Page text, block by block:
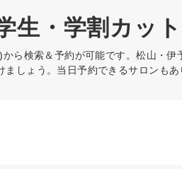
生・学割カッ
ら検索＆予約が可能です。松山・
しょう。当日予約できるサロンもあ